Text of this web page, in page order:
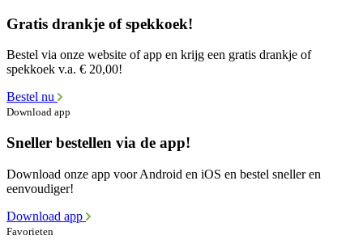
Gratis drankje of spekkoek!
Bestel via onze website of app en krijg een gratis drankje of
spekkoek v.a. € 20,00!
Bestel nu
Download app
Sneller bestellen via de app!
Download onze app voor Android en iOS en bestel sneller en
eenvoudiger!
Download app
Favorieten